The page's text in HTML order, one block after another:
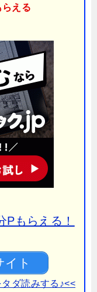
らえる
もらえる！
ト
ダ読みする♪<<